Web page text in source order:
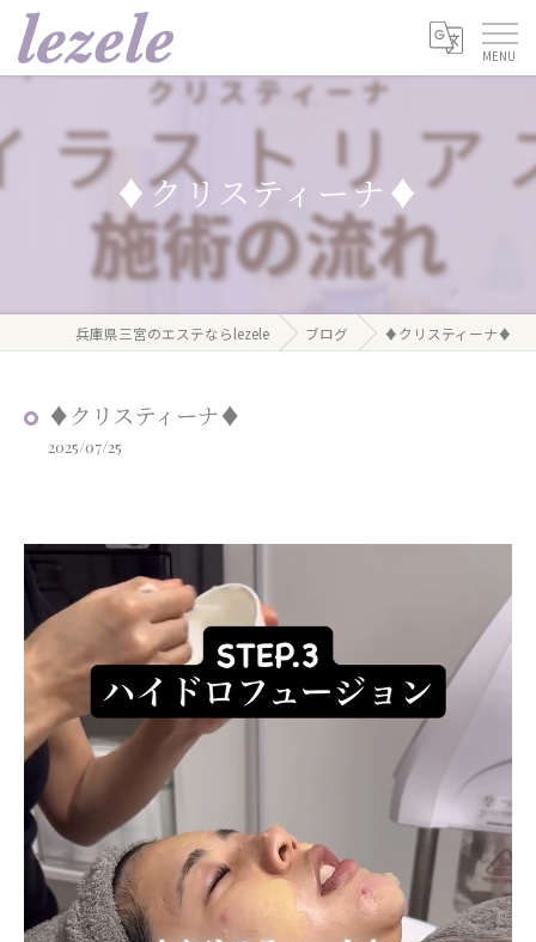
♦︎クリスティーナ♦︎
兵庫県三宮のエステならlezele ブログ ♦︎クリスティーナ♦︎
♦︎クリスティーナ♦︎
2025/07/25